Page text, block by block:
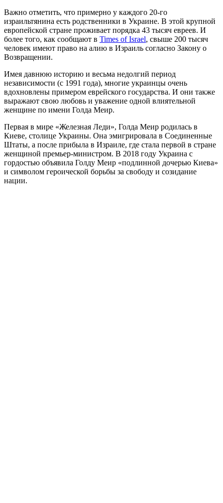
Важно отметить, что примерно у каждого 20-го
израильтянина есть родственники в Украине. В этой крупной
европейской стране проживает порядка 43 тысяч евреев. И
более того, как сообщают в Times of Israel, свыше 200 тысяч
человек имеют право на алию в Израиль согласно Закону о
Возвращении.
Имея давнюю историю и весьма недолгий период
независимости (с 1991 года), многие украинцы очень
вдохновлены примером еврейского государства. И они также
выражают свою любовь и уважение одной влиятельной
женщине по имени Голда Меир.
Первая в мире «Железная Леди», Голда Меир родилась в
Киеве, столице Украины. Она эмигрировала в Соединенные
Штаты, а после прибыла в Израиле, где стала первой в стране
женщиной премьер-министром. В 2018 году Украина с
гордостью объявила Голду Меир «подлинной дочерью Киева»
и символом героической борьбы за свободу и созидание
нации.